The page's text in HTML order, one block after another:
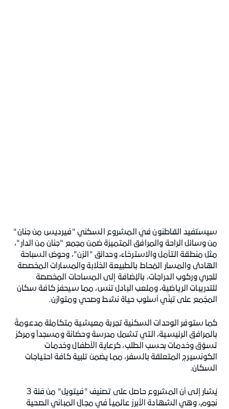
سيستفيد القاطنون في المشروع السكني "فيرديس من جنان"
من وسائل الراحة والمرافق المتميزة ضمن مجمع "جنان من الدار"،
مثل منطقة التأمل والاسترخاء، وحدائق "الزن"، وحوض السباحة
الهادئ والمسار المُحاط بالطبيعة الخلابة والمسارات المخصصة
للجري وركوب الدراجات، بالإضافة إلى المساحات المخصصة
للتدريبات الرياضية، وملعب البادل تنس، مما سيحفز كافة سكان
المجّمع على تبنّي أسلوب حياة نشط وصحي ومتوازن.
كما ستوفر الوحدات السكنية تجربة معيشية متكاملة مدعومةً
بالمرافق الرئيسية، التي تشمل مدرسة وحضانة ومسجداً ومركز
تسوّق وخدمات بحسب الطلب، كرعاية الأطفال وخدمات
الكونسيرج المتعلقة بالسفر، مما يضمن تلبية كافة احتياجات
السكان.
يُشار إلى أن المشروع حاصل على تصنيف "فيتويل" من فئة 3
نجوم، وهي الشهادة الأبرز عالمياً في مجال المباني الصحية